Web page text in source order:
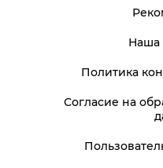
Наша
Политика
Согласие на